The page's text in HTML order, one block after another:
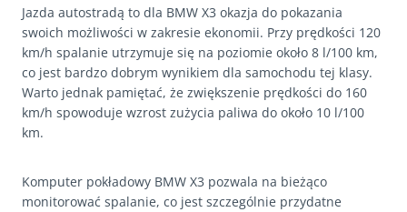
Jazda autostradą to dla BMW X3 okazja do pokazania
swoich możliwości w zakresie ekonomii. Przy prędkości 120
km/h spalanie utrzymuje się na poziomie około 8 l/100 km,
co jest bardzo dobrym wynikiem dla samochodu tej klasy.
Warto jednak pamiętać, że zwiększenie prędkości do 160
km/h spowoduje wzrost zużycia paliwa do około 10 l/100
km.
Komputer pokładowy BMW X3 pozwala na bieżąco
monitorować spalanie, co jest szczególnie przydatne